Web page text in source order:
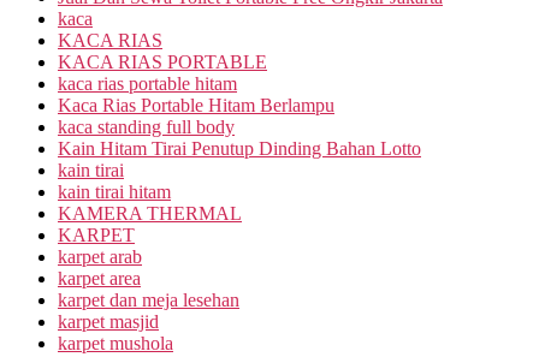
kaca
KACA RIAS
KACA RIAS PORTABLE
kaca rias portable hitam
Kaca Rias Portable Hitam Berlampu
kaca standing full body
Kain Hitam Tirai Penutup Dinding Bahan Lotto
kain tirai
kain tirai hitam
KAMERA THERMAL
KARPET
karpet arab
karpet area
karpet dan meja lesehan
karpet masjid
karpet mushola